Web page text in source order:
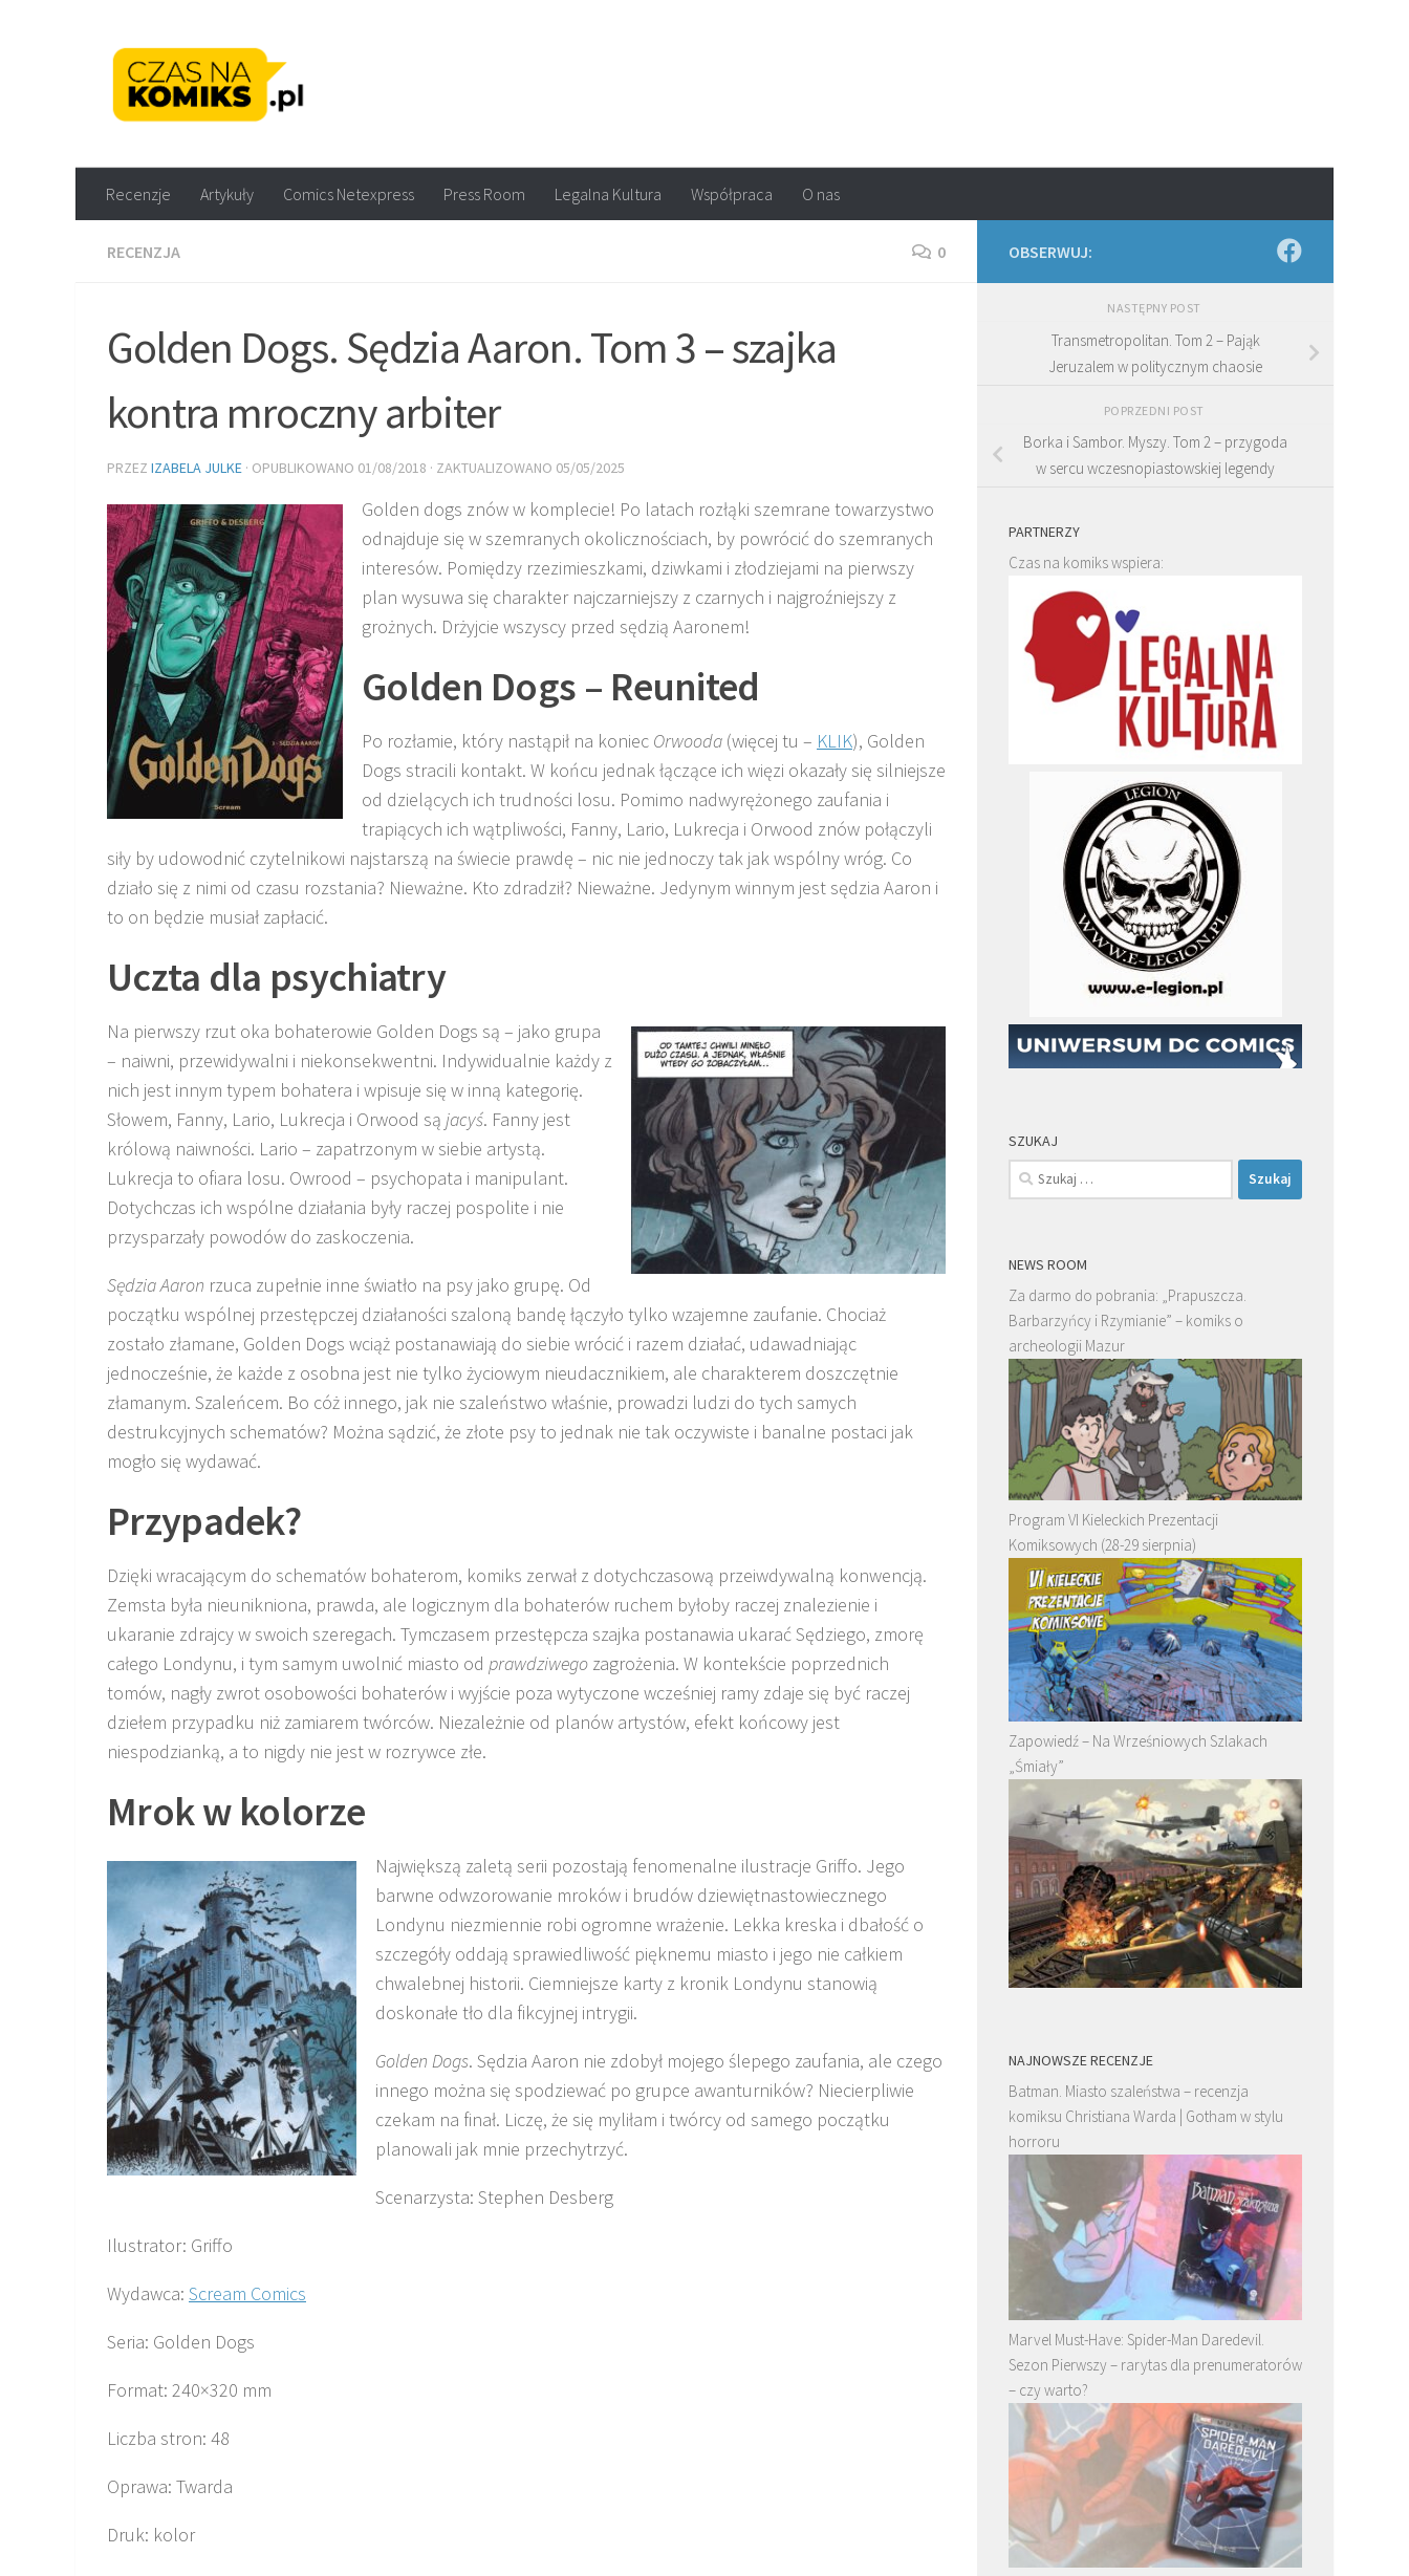
Recenzje Artykuły Comics Netexpress Press Room Legalna Kultura Współpraca O nas
RECENZJA 0
Golden Dogs. Sędzia Aaron. Tom 3 – szajka
kontra mroczny arbiter
PRZEZ IZABELA JULKE · OPUBLIKOWANO 01/08/2018 · ZAKTUALIZOWANO 05/05/2025
Golden dogs znów w komplecie! Po latach rozłąki szemrane towarzystwo
odnajduje się w szemranych okolicznościach, by powrócić do szemranych
interesów. Pomiędzy rzezimieszkami, dziwkami i złodziejami na pierwszy
plan wysuwa się charakter najczarniejszy z czarnych i najgroźniejszy z
grożnych. Drżyjcie wszyscy przed sędzią Aaronem!
Golden Dogs – Reunited
Po rozłamie, który nastąpił na koniec Orwooda (więcej tu – KLIK), Golden
Dogs stracili kontakt. W końcu jednak łączące ich więzi okazały się silniejsze
od dzielących ich trudności losu. Pomimo nadwyrężonego zaufania i
trapiących ich wątpliwości, Fanny, Lario, Lukrecja i Orwood znów połączyli
siły by udowodnić czytelnikowi najstarszą na świecie prawdę – nic nie jednoczy tak jak wspólny wróg. Co
działo się z nimi od czasu rozstania? Nieważne. Kto zdradził? Nieważne. Jedynym winnym jest sędzia Aaron i
to on będzie musiał zapłacić.
Uczta dla psychiatry
Na pierwszy rzut oka bohaterowie Golden Dogs są – jako grupa
– naiwni, przewidywalni i niekonsekwentni. Indywidualnie każdy z
nich jest innym typem bohatera i wpisuje się w inną kategorię.
Słowem, Fanny, Lario, Lukrecja i Orwood są jacyś. Fanny jest
królową naiwności. Lario – zapatrzonym w siebie artystą.
Lukrecja to ofiara losu. Owrood – psychopata i manipulant.
Dotychczas ich wspólne działania były raczej pospolite i nie
przysparzały powodów do zaskoczenia.
Sędzia Aaron rzuca zupełnie inne światło na psy jako grupę. Od
początku wspólnej przestępczej działaności szaloną bandę łączyło tylko wzajemne zaufanie. Chociaż
zostało złamane, Golden Dogs wciąż postanawiają do siebie wrócić i razem działać, udawadniając
jednocześnie, że każde z osobna jest nie tylko życiowym nieudacznikiem, ale charakterem doszczętnie
złamanym. Szaleńcem. Bo cóż innego, jak nie szaleństwo właśnie, prowadzi ludzi do tych samych
destrukcyjnych schematów? Można sądzić, że złote psy to jednak nie tak oczywiste i banalne postaci jak
mogło się wydawać.
Przypadek?
Dzięki wracającym do schematów bohaterom, komiks zerwał z dotychczasową przeiwdywalną konwencją.
Zemsta była nieunikniona, prawda, ale logicznym dla bohaterów ruchem byłoby raczej znalezienie i
ukaranie zdrajcy w swoich szeregach. Tymczasem przestępcza szajka postanawia ukarać Sędziego, zmorę
całego Londynu, i tym samym uwolnić miasto od prawdziwego zagrożenia. W kontekście poprzednich
tomów, nagły zwrot osobowości bohaterów i wyjście poza wytyczone wcześniej ramy zdaje się być raczej
dziełem przypadku niż zamiarem twórców. Niezależnie od planów artystów, efekt końcowy jest
niespodzianką, a to nigdy nie jest w rozrywce złe.
Mrok w kolorze
Największą zaletą serii pozostają fenomenalne ilustracje Griffo. Jego
barwne odwzorowanie mroków i brudów dziewiętnastowiecznego
Londynu niezmiennie robi ogromne wrażenie. Lekka kreska i dbałość o
szczegóły oddają sprawiedliwość pięknemu miasto i jego nie całkiem
chwalebnej historii. Ciemniejsze karty z kronik Londynu stanowią
doskonałe tło dla fikcyjnej intrygii.
Golden Dogs. Sędzia Aaron nie zdobył mojego ślepego zaufania, ale czego
innego można się spodziewać po grupce awanturników? Niecierpliwie
czekam na finał. Liczę, że się myliłam i twórcy od samego początku
planowali jak mnie przechytrzyć.
Scenarzysta: Stephen Desberg
Ilustrator: Griffo
Wydawca: Scream Comics
Seria: Golden Dogs
Format: 240×320 mm
Liczba stron: 48
Oprawa: Twarda
Druk: kolor
OBSERWUJ:
NASTĘPNY POST
Transmetropolitan. Tom 2 – Pająk
Jeruzalem w politycznym chaosie
POPRZEDNI POST
Borka i Sambor. Myszy. Tom 2 – przygoda
w sercu wczesnopiastowskiej legendy
PARTNERZY
Czas na komiks wspiera:
SZUKAJ
Szukaj:
NEWS ROOM
Za darmo do pobrania: „Prapuszcza.
Barbarzyńcy i Rzymianie” – komiks o
archeologii Mazur
Program VI Kieleckich Prezentacji
Komiksowych (28-29 sierpnia)
Zapowiedź – Na Wrześniowych Szlakach
„Śmiały”
NAJNOWSZE RECENZJE
Batman. Miasto szaleństwa – recenzja
komiksu Christiana Warda | Gotham w stylu
horroru
Marvel Must-Have: Spider-Man Daredevil.
Sezon Pierwszy – rarytas dla prenumeratorów
– czy warto?